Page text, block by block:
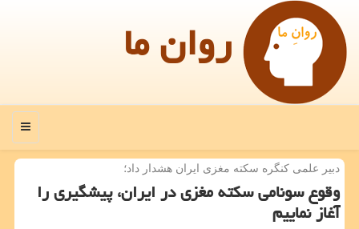
روان ما
منو
دبیر علمی كنگره سكته مغزی ایران هشدار داد؛
وقوع سونامی سكته مغزی در ایران، پیشگیری را
آغاز نماییم